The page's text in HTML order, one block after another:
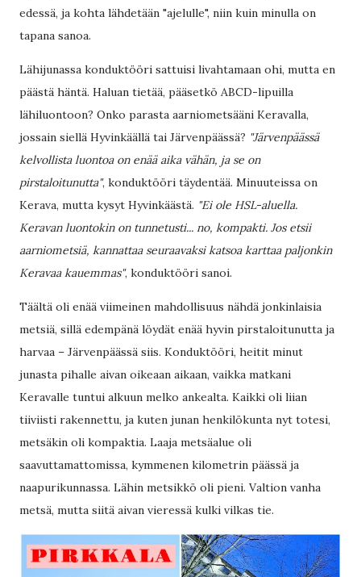
edessä, ja kohta lähdetään "ajelulle", niin kuin minulla on
tapana sanoa.
Lähijunassa konduktööri sattuisi livahtamaan ohi, mutta en
päästä häntä. Haluan tietää, pääsetkö ABCD-lipuilla
lähiluontoon? Onko parasta aarniometsääni Keravalla,
jossain siellä Hyvinkäällä tai Järvenpäässä? "Järvenpäässä
kelvollista luontoa on enää aika vähän, ja se on
pirstaloitunutta", konduktööri täydentää. Minuuteissa on
Kerava, mutta kysyt Hyvinkäästä. "Ei ole HSL-aluella.
Keravan luontokin on tunnetusti... no, kompakti. Jos etsii
aarniometsiä, kannattaa seuraavaksi katsoa karttaa paljonkin
Keravaa kauemmas", konduktööri sanoi.
Täältä oli enää viimeinen mahdollisuus nähdä jonkinlaisia
metsiä, sillä edempänä löydät enää hyvin pirstaloitunutta ja
harvaa – Järvenpäässä siis. Konduktööri, heitit minut
junasta pihalle aivan oikeaan aikaan, vaikka matkani
Keravalle tuntui alkuun melko ankealta. Kaikki oli liian
tiiviisti rakennettu, ja kuten junan henkilökunta nyt totesi,
metsäkin oli kompaktia. Laaja metsäalue oli
saavuttamattomissa, kymmenen kilometrin päässä ja
naapurikunnassa. Lähin metsikkö oli pieni. Valtion vanha
metsä, mutta siitä aivan vieressä kulki vilkas tie.